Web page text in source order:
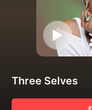
Three Selves